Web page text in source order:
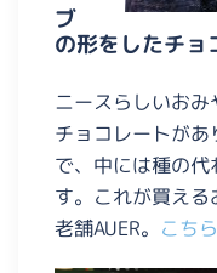
ブ
の形をしたチョ
ニースらしいお
チョコレートが
で、中には種の
す。これが買え
老舗AUER。 こちら